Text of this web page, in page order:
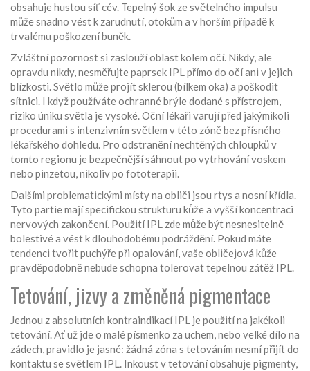
obsahuje hustou síť cév. Tepelný šok ze světelného impulsu
může snadno vést k zarudnutí, otokům a v horším případě k
trvalému poškození buněk.
Zvláštní pozornost si zaslouží oblast kolem očí. Nikdy, ale
opravdu nikdy, nesměřujte paprsek IPL přímo do očí ani v jejich
blízkosti. Světlo může projít sklerou (bílkem oka) a poškodit
sítnici. I když používáte ochranné brýle dodané s přístrojem,
riziko úniku světla je vysoké. Oční lékaři varují před jakýmikoli
procedurami s intenzivním světlem v této zóně bez přísného
lékařského dohledu. Pro odstranění nechtěných chloupků v
tomto regionu je bezpečnější sáhnout po vytrhování voskem
nebo pinzetou, nikoliv po fototerapii.
Dalšími problematickými místy na obliči jsou rtys a nosní křídla.
Tyto partie mají specifickou strukturu kůže a vyšší koncentraci
nervových zakončení. Použití IPL zde může být nesnesitelně
bolestivé a vést k dlouhodobému podráždění. Pokud máte
tendenci tvořit puchýře při opalování, vaše obličejová kůže
pravděpodobně nebude schopna tolerovat tepelnou zátěž IPL.
Tetování, jizvy a změněná pigmentace
Jednou z absolutních kontraindikací IPL je použití na jakékoli
tetování. Ať už jde o malé písmenko za uchem, nebo velké dílo na
zádech, pravidlo je jasné: žádná zóna s tetováním nesmí přijít do
kontaktu se světlem IPL. Inkoust v tetování obsahuje pigmenty,